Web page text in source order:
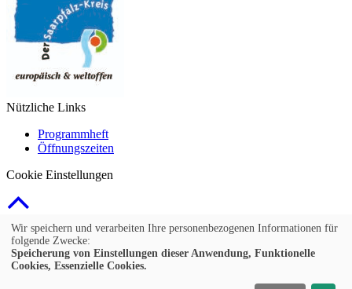
Nützliche Links
Programmheft
Öffnungszeiten
Cookie Einstellungen
© 2026 Kubus Software GmbH
Impressum
AGB
Wir speichern und verarbeiten Ihre personenbezogenen Informationen für
folgende Zwecke:
Speicherung von Einstellungen dieser Anwendung, Funktionelle
Cookies, Essenzielle Cookies.